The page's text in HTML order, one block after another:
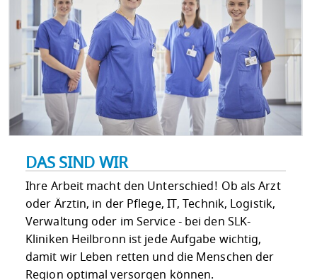
DAS SIND WIR
Ihre Arbeit macht den Unterschied! Ob als Arzt
oder Ärztin, in der Pflege, IT, Technik, Logistik,
Verwaltung oder im Service - bei den SLK-
Kliniken Heilbronn ist jede Aufgabe wichtig,
damit wir Leben retten und die Menschen der
Region optimal versorgen können.